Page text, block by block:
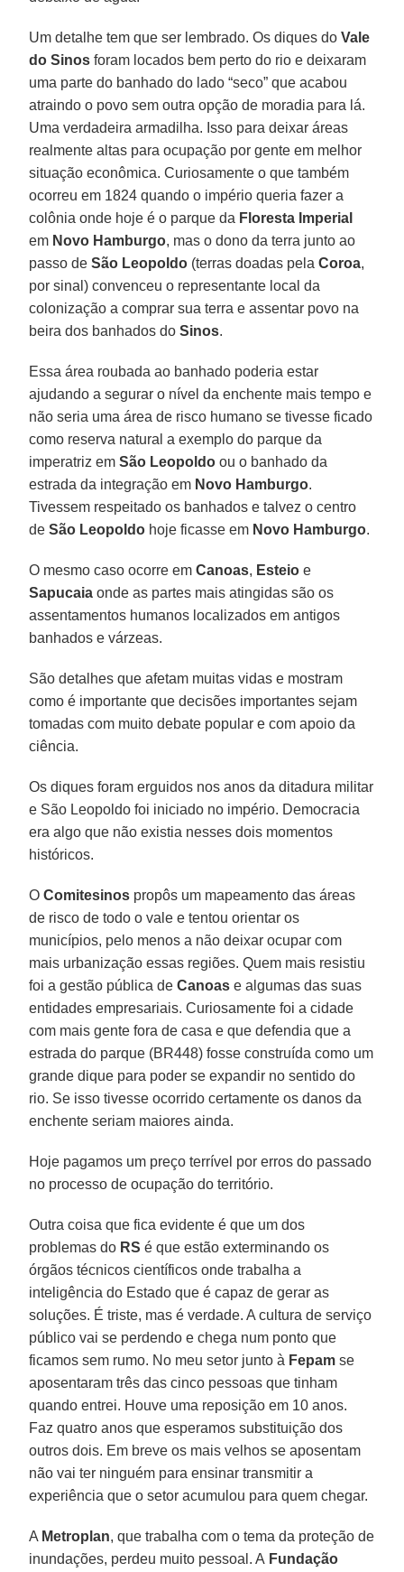
Um detalhe tem que ser lembrado. Os diques do Vale
do Sinos foram locados bem perto do rio e deixaram
uma parte do banhado do lado “seco” que acabou
atraindo o povo sem outra opção de moradia para lá.
Uma verdadeira armadilha. Isso para deixar áreas
realmente altas para ocupação por gente em melhor
situação econômica. Curiosamente o que também
ocorreu em 1824 quando o império queria fazer a
colônia onde hoje é o parque da Floresta Imperial
em Novo Hamburgo, mas o dono da terra junto ao
passo deSão Leopoldo (terras doadas pelaCoroa,
por sinal) convenceu o representante local da
colonização a comprar sua terra e assentar povo na
beira dos banhados doSinos.
Essa área roubada ao banhado poderia estar
ajudando a segurar o nível da enchente mais tempo e
não seria uma área de risco humano se tivesse ficado
como reserva natural a exemplo do parque da
imperatriz emSão Leopoldo ou o banhado da
estrada da integração em Novo Hamburgo.
Tivessem respeitado os banhados e talvez o centro
deSão Leopoldo hoje ficasse em Novo Hamburgo.
O mesmo caso ocorre emCanoas, Esteio e
Sapucaia onde as partes mais atingidas são os
assentamentos humanos localizados em antigos
banhados e várzeas.
São detalhes que afetam muitas vidas e mostram
como é importante que decisões importantes sejam
tomadas com muito debate popular e com apoio da
ciência.
Os diques foram erguidos nos anos da ditadura militar
e São Leopoldo foi iniciado no império. Democracia
era algo que não existia nesses dois momentos
históricos.
OComitesinos propôs um mapeamento das áreas
de risco de todo o vale e tentou orientar os
municípios, pelo menos a não deixar ocupar com
mais urbanização essas regiões. Quem mais resistiu
foi a gestão pública deCanoas e algumas das suas
entidades empresariais. Curiosamente foi a cidade
com mais gente fora de casa e que defendia que a
estrada do parque (BR448) fosse construída como um
grande dique para poder se expandir no sentido do
rio. Se isso tivesse ocorrido certamente os danos da
enchente seriam maiores ainda.
Hoje pagamos um preço terrível por erros do passado
no processo de ocupação do território.
Outra coisa que fica evidente é que um dos
problemas do RS é que estão exterminando os
órgãos técnicos científicos onde trabalha a
inteligência do Estado que é capaz de gerar as
soluções. É triste, mas é verdade. A cultura de serviço
público vai se perdendo e chega num ponto que
ficamos sem rumo. No meu setor junto à Fepam se
aposentaram três das cinco pessoas que tinham
quando entrei. Houve uma reposição em 10 anos.
Faz quatro anos que esperamos substituição dos
outros dois. Em breve os mais velhos se aposentam
não vai ter ninguém para ensinar transmitir a
experiência que o setor acumulou para quem chegar.
A Metroplan, que trabalha com o tema da proteção de
inundações, perdeu muito pessoal. A Fundação